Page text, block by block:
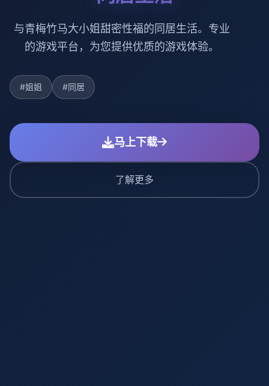
与青梅竹马大小姐甜密性福的同居生活。专业
的游戏平台，为您提供优质的游戏体验。
#姐姐 #同居
马上下载
了解更多